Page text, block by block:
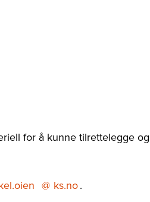
for å kunne tilrettelegge og
@ ks.no.